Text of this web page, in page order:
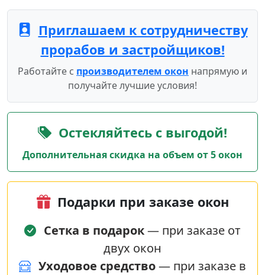
Приглашаем к сотрудничеству
прорабов и застройщиков!
Работайте с производителем окон напрямую и
получайте лучшие условия!
Остекляйтесь с выгодой!
Дополнительная скидка на объем от 5 окон
Подарки при заказе окон
Сетка в подарок— при заказе от
двух окон
Уходовое средство— при заказе в